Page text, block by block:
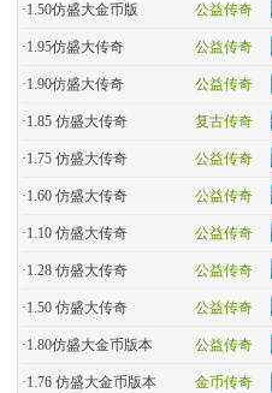
公益传奇
·1.50仿盛大金币版
公益传奇
·1.95仿盛大传奇
公益传奇
·1.90仿盛大传奇
复古传奇
·1.85 仿盛大传奇
公益传奇
·1.75 仿盛大传奇
公益传奇
·1.60 仿盛大传奇
公益传奇
·1.10 仿盛大传奇
公益传奇
·1.28 仿盛大传奇
公益传奇
·1.50 仿盛大传奇
公益传奇
·1.80仿盛大金币版本
金币传奇
·1.76 仿盛大金币版本